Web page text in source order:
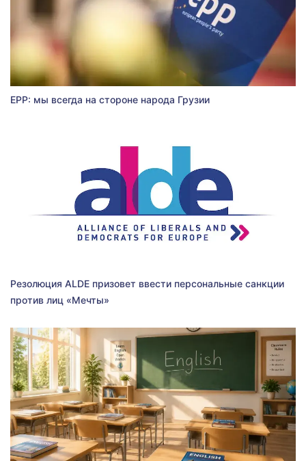
EPP: мы всегда на стороне народа Грузии
Резолюция ALDE призовет ввести персональные санкции
против лиц «Мечты»